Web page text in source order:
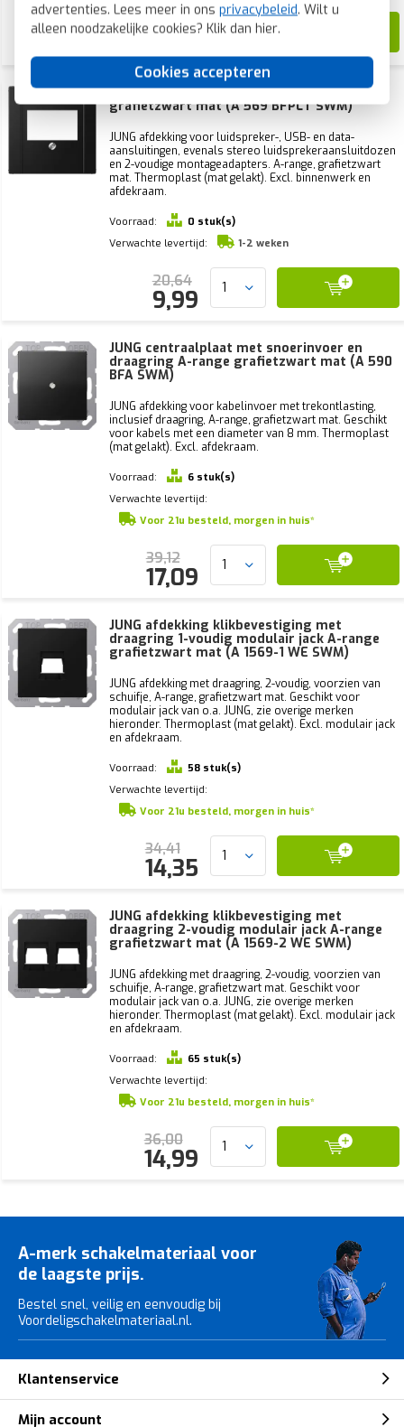
advertenties. Lees meer in ons privacybeleid. Wilt u
alleen noodzakelijke cookies? Klik dan hier.
Cookies accepteren
28,87
JUNG centraalplaat multimedia A-range
grafietzwart mat (A 569 BFPLT SWM)
JUNG afdekking voor luidspreker-, USB- en data-
aansluitingen, evenals stereo luidsprekeraansluitdozen
en 2-voudige montageadapters. A-range, grafietzwart
mat. Thermoplast (mat gelakt). Excl. binnenwerk en
afdekraam.
Voorraad:
0 stuk(s)
Verwachte levertijd:
1-2 weken
20,64
9,99
JUNG centraalplaat met snoerinvoer en
draagring A-range grafietzwart mat (A 590
BFA SWM)
JUNG afdekking voor kabelinvoer met trekontlasting,
inclusief draagring, A-range, grafietzwart mat. Geschikt
voor kabels met een diameter van 8 mm. Thermoplast
(mat gelakt). Excl. afdekraam.
Voorraad:
6 stuk(s)
Verwachte levertijd:
Voor 21u besteld, morgen in huis*
39,12
17,09
JUNG afdekking klikbevestiging met
draagring 1-voudig modulair jack A-range
grafietzwart mat (A 1569-1 WE SWM)
JUNG afdekking met draagring, 2-voudig, voorzien van
schuifje, A-range, grafietzwart mat. Geschikt voor
modulair jack van o.a. JUNG, zie overige merken
hieronder. Thermoplast (mat gelakt). Excl. modulair jack
en afdekraam.
Voorraad:
58 stuk(s)
Verwachte levertijd:
Voor 21u besteld, morgen in huis*
34,41
14,35
JUNG afdekking klikbevestiging met
draagring 2-voudig modulair jack A-range
grafietzwart mat (A 1569-2 WE SWM)
JUNG afdekking met draagring, 2-voudig, voorzien van
schuifje, A-range, grafietzwart mat. Geschikt voor
modulair jack van o.a. JUNG, zie overige merken
hieronder. Thermoplast (mat gelakt). Excl. modulair jack
en afdekraam.
Voorraad:
65 stuk(s)
Verwachte levertijd:
Voor 21u besteld, morgen in huis*
36,00
14,99
A-merk schakelmateriaal voor
de laagste prijs.
Bestel snel, veilig en eenvoudig bij
Voordeligschakelmateriaal.nl.
Klantenservice
Mijn account